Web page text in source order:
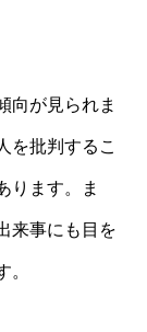
向が見られま
を批判するこ
ります。ま
来事にも目を
。